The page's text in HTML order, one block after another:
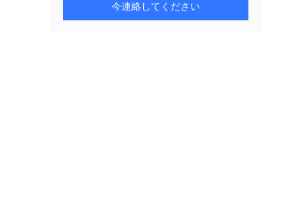
今連絡してください